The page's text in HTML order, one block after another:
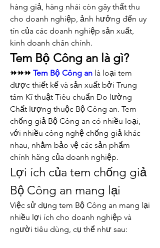
hàng giả, hàng nhái còn gây thất thu
cho doanh nghiệp, ảnh hưởng đến uy
tín của các doanh nghiệp sản xuất,
kinh doanh chân chính.
Tem Bộ Công an là gì?
⯮⯮⯮ Tem Bộ Công an là loại tem
được thiết kế và sản xuất bởi Trung
tâm Kĩ thuật Tiêu chuẩn Đo lường
Chất lượng thuộc Bộ Công an. Tem
chống giả Bộ Công an có nhiều loại,
với nhiều công nghệ chống giả khác
nhau, nhằm bảo vệ các sản phẩm
chính hãng của doanh nghiệp.
Lợi ích của tem chống giả
Bộ Công an mang lại
Việc sử dụng tem Bộ Công an mang lại
nhiều lợi ích cho doanh nghiệp và
người tiêu dùng, cụ thể như sau: